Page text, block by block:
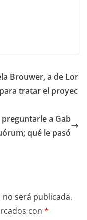
Brouwer, a de Lor
tratar el proyec
a Gab
qué le pasó
será publicada.
con *